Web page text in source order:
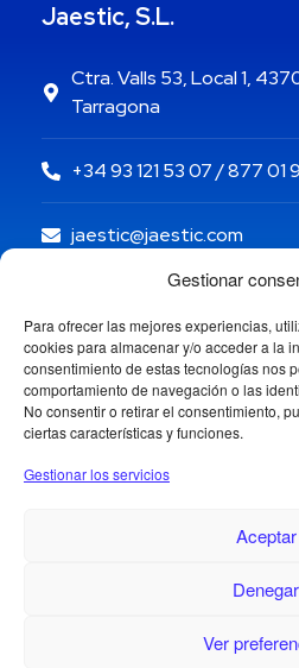
Gestionar
Para ofrecer las mejores experiencias,
cookies para almacenar y/o acceder a la
consentimiento de estas tecnologías nos
comportamiento de navegación o las
No consentir o retirar el consentimiento,
ciertas características y funciones.
Gestionar los servicios
Aceptar
Denegar
Ver
Jaestic, S.L.
Ctra. Valls 53, Local 1,
Tarragona
+34 93 121 53 07 / 877 01
jaestic@jaestic.com
Copyright © 2024 Jaestic